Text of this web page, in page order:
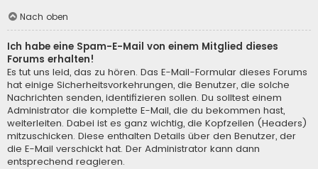
Nach oben
Ich habe eine Spam-E-Mail von einem Mitglied dieses
Forums erhalten!
Es tut uns leid, das zu hören. Das E-Mail-Formular dieses Forums
hat einige Sicherheitsvorkehrungen, die Benutzer, die solche
Nachrichten senden, identifizieren sollen. Du solltest einem
Administrator die komplette E-Mail, die du bekommen hast,
weiterleiten. Dabei ist es ganz wichtig, die Kopfzeilen (Headers)
mitzuschicken. Diese enthalten Details über den Benutzer, der
die E-Mail verschickt hat. Der Administrator kann dann
entsprechend reagieren.